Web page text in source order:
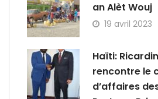
an Alèt Wouj
19 avril 2023
Haïti:
rencontre le
d’affaires